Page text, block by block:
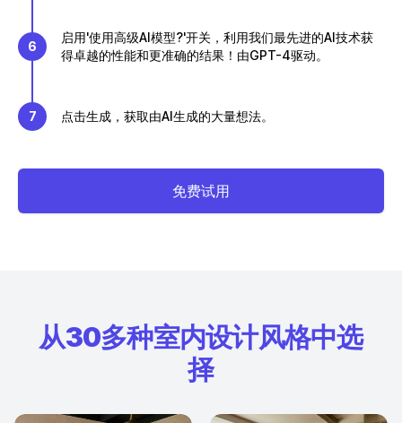
6
启用'使用高级AI模型?'开关，利用我们最先进的AI技术获
得卓越的性能和更准确的结果！由GPT-4驱动。
7 点击生成，获取由AI生成的大量想法。
免费试用
从30多种室内设计风格中选
择